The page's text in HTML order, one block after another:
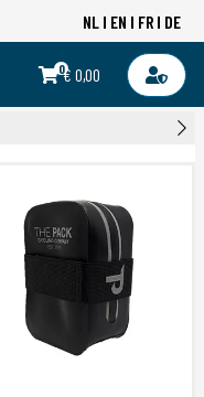
NL EN FR DE
0€ 0,00